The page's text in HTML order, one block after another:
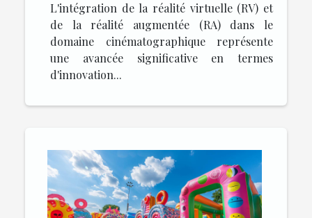
L'intégration de la réalité virtuelle (RV) et
de la réalité augmentée (RA) dans le
domaine cinématographique représente
une avancée significative en termes
d'innovation...